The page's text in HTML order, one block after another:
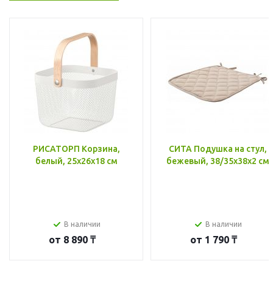
РИСАТОРП Корзина,
белый, 25x26x18 см
В наличии
от 8 890 ₸
СИТА Подушка на стул,
бежевый, 38/35x38x2 см
В наличии
от 1 790 ₸